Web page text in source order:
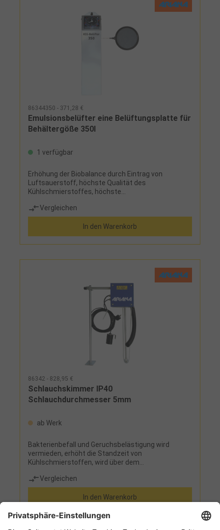
86344350 - 371,28 €
Emulsionsbelüfter eine Belüftungsplatte für
Behältergöße 350l
1 verfügbar
Erhöhung der Biobalance durch Eintrag von
Luftsauerstoff, höchste Qualität des
Kühlschmierstoffes, höchste
Werkzeuge und Maschinen, flexible Positionierung
der Belüftungsplatten, optimale Belüftung,
AutomatikbetriebLieferumfang:Anschlusskabel 2,5
m, 2 Luftleitungen 3 m, Zeitschaltuhr, Y-Verteiler
Vergleichen
In den Warenkorb
86342 - 828,95 €
Schlauchskimmer IP40
Schlauchdurchmesser 5mm
ab Werk
Bakterienbefall und Geruchsbelästigung wird
vermieden, erhöht die Standzeit von
Kühlschmierstoffen, wird über dem
befestigt, kann sowohl im Dauerbetrieb als auch
mit einer Zeitschaltuhr eingesetzt werden
Vergleichen
In den Warenkorb